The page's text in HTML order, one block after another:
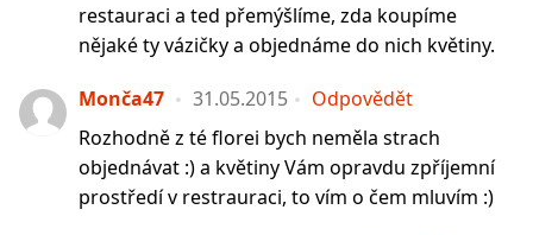
restauraci a ted přemýšlíme, zda koupíme
nějaké ty vázičky a objednáme do nich květiny.
Monča47 31.05.2015
Odpovědět
Rozhodně z té florei bych neměla strach
objednávat :) a květiny Vám opravdu zpříjemní
prostředí v restrauraci, to vím o čem mluvím :)